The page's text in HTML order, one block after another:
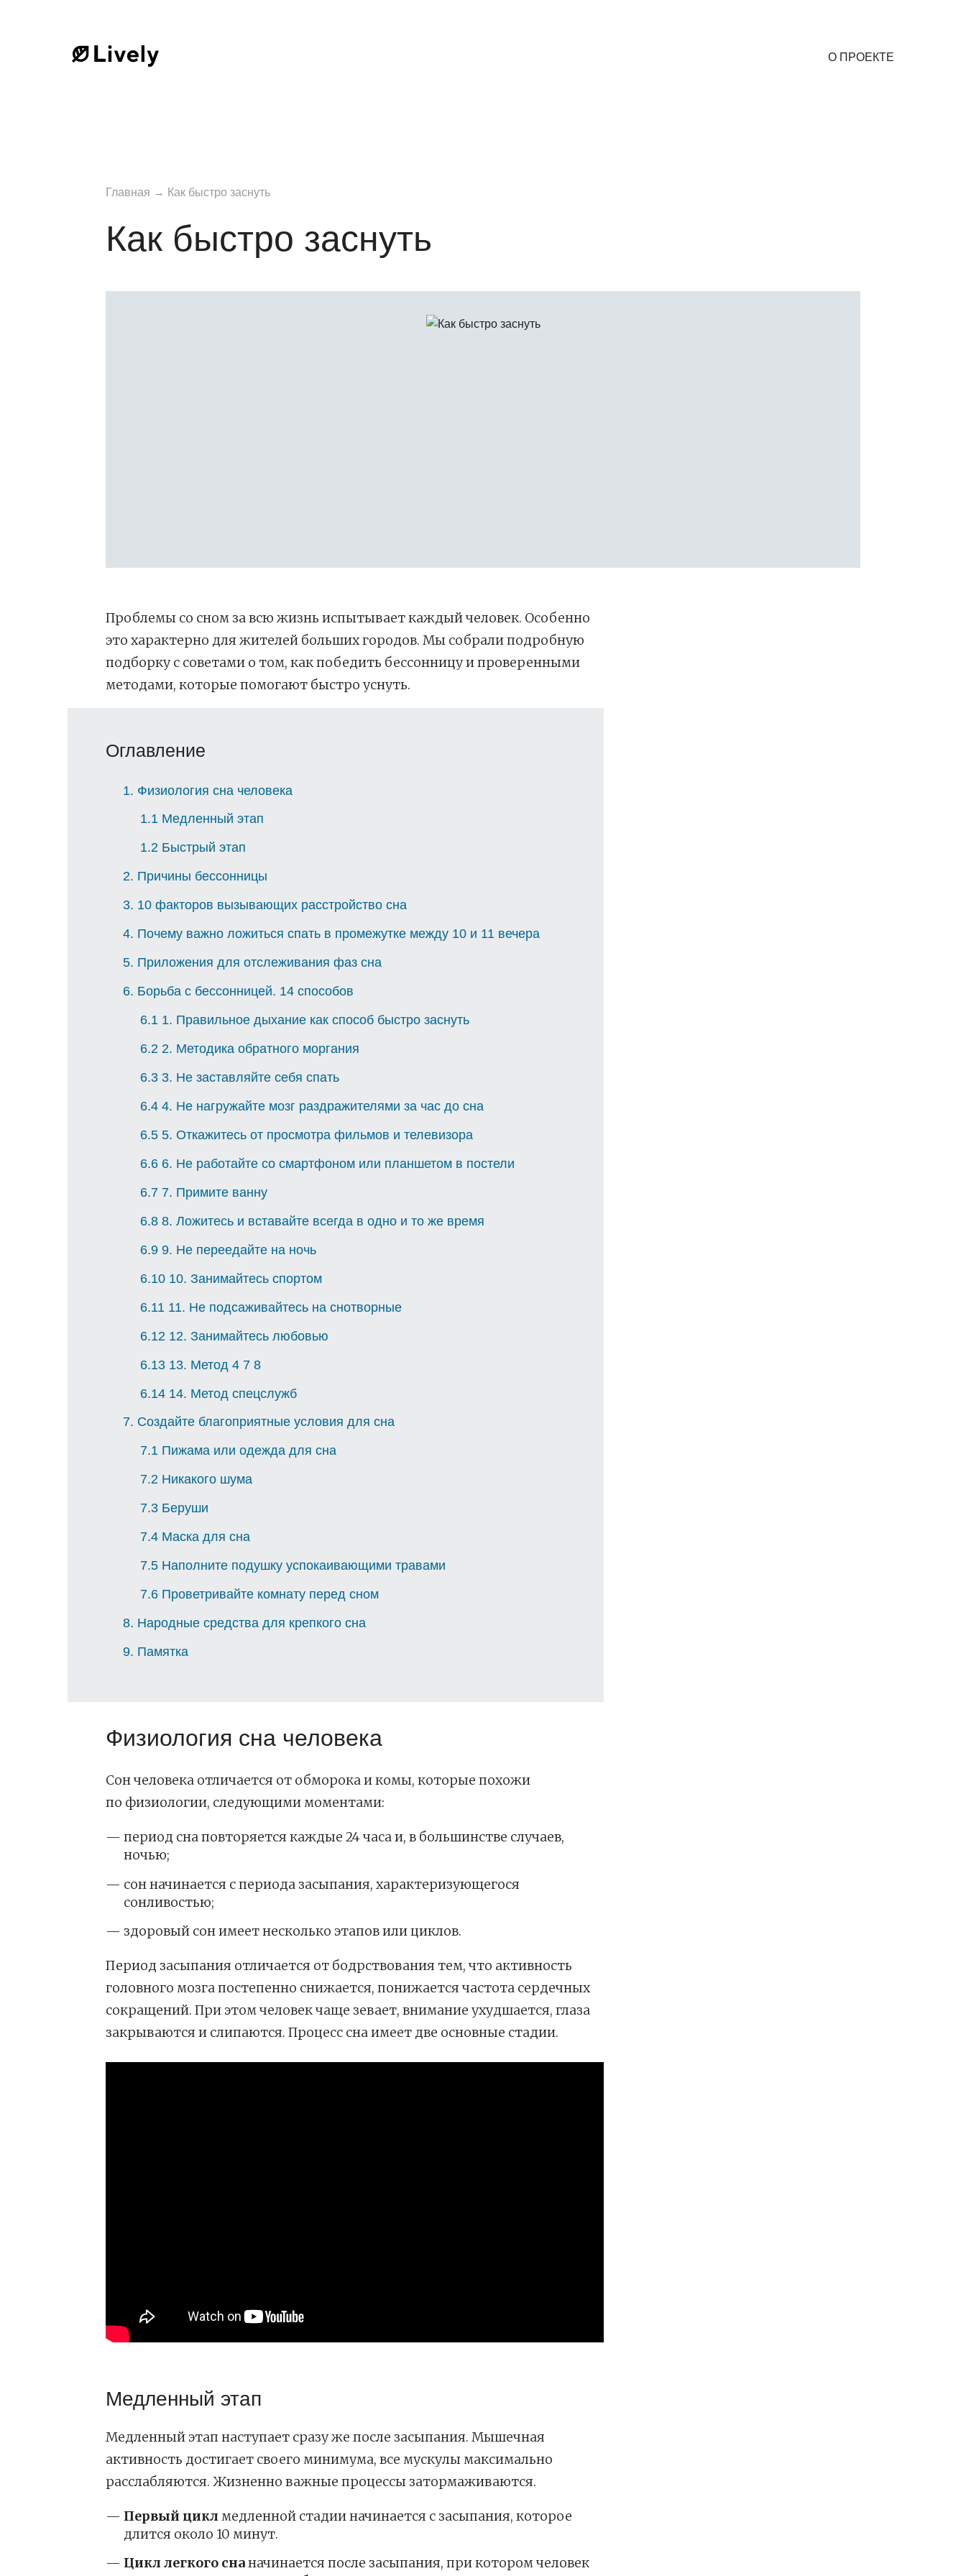
О ПРОЕКТЕ
Главная → Как быстро заснуть
Как быстро заснуть
Проблемы со сном за всю жизнь испытывает каждый человек. Особенно
это характерно для жителей больших городов. Мы собрали подробную
подборку с советами о том, как победить бессонницу и проверенными
методами, которые помогают быстро уснуть.
Оглавление
1 Физиология сна человека
1.1 Медленный этап
1.2 Быстрый этап
2 Причины бессонницы
3 10 факторов вызывающих расстройство сна
4 Почему важно ложиться спать в промежутке между 10 и 11 вечера
5 Приложения для отслеживания фаз сна
6 Борьба с бессонницей. 14 способов
6.1 1. Правильное дыхание как способ быстро заснуть
6.2 2. Методика обратного моргания
6.3 3. Не заставляйте себя спать
6.4 4. Не нагружайте мозг раздражителями за час до сна
6.5 5. Откажитесь от просмотра фильмов и телевизора
6.6 6. Не работайте со смартфоном или планшетом в постели
6.7 7. Примите ванну
6.8 8. Ложитесь и вставайте всегда в одно и то же время
6.9 9. Не переедайте на ночь
6.10 10. Занимайтесь спортом
6.11 11. Не подсаживайтесь на снотворные
6.12 12. Занимайтесь любовью
6.13 13. Метод 4 7 8
6.14 14. Метод спецслужб
7 Создайте благоприятные условия для сна
7.1 Пижама или одежда для сна
7.2 Никакого шума
7.3 Беруши
7.4 Маска для сна
7.5 Наполните подушку успокаивающими травами
7.6 Проветривайте комнату перед сном
8 Народные средства для крепкого сна
9 Памятка
Физиология сна человека
Сон человека отличается от обморока и комы, которые похожи
по физиологии, следующими моментами:
период сна повторяется каждые 24 часа и, в большинстве случаев,
ночью;
сон начинается с периода засыпания, характеризующегося
сонливостью;
здоровый сон имеет несколько этапов или циклов.
Период засыпания отличается от бодрствования тем, что активность
головного мозга постепенно снижается, понижается частота сердечных
сокращений. При этом человек чаще зевает, внимание ухудшается, глаза
закрываются и слипаются. Процесс сна имеет две основные стадии.
Медленный этап
Медленный этап наступает сразу же после засыпания. Мышечная
активность достигает своего минимума, все мускулы максимально
расслабляются. Жизненно важные процессы затормаживаются.
Первый цикл медленной стадии начинается с засыпания, которое
длится около 10 минут.
Цикл легкого снаначинается после засыпания, при котором человек